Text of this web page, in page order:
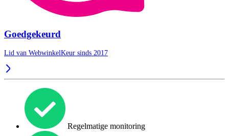
Goedgekeurd
Lid van WebwinkelKeur sinds 2017
Regelmatige monitoring